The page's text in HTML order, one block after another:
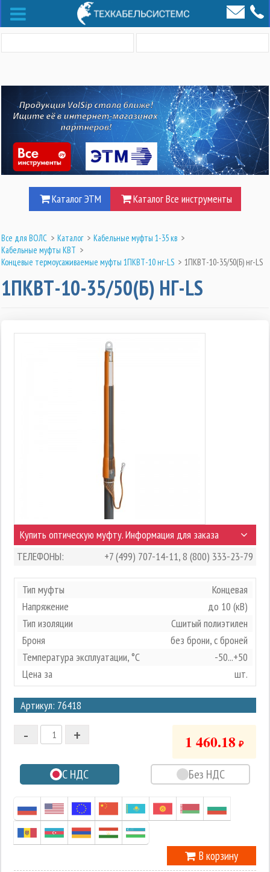
Каталог ЭТМ Каталог Все инструменты
Все для ВОЛС > Каталог > Кабельные муфты 1-35 кв >
Кабельные муфты КВТ >
Концевые термоусаживаемые муфты 1ПКВТ-10 нг-LS > 1ПКВТ-10-35/50(Б) нг-LS
1ПКВТ-10-35/50(Б) НГ-LS
Купить оптическую муфту. Информация для заказа
ТЕЛЕФОНЫ:
+7 (499) 707-14-11,8 (800) 333-23-79
Тип муфты
Концевая
Напряжение
до 10 (кВ)
Тип изоляции
Сшитый полиэтилен
Броня
без брони, с броней
Температура эксплуатации, °С
-50...+50
Цена за
шт.
Артикул: 76418
3
2
1
-1
+
- 1 460.18 ₽
С НДС Без НДС
В корзину